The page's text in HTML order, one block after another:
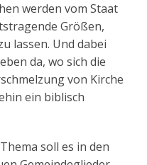
werden vom Staat
Größen,
lassen. Und dabei
da, wo sich die
von Kirche
ein biblisch
soll es in den